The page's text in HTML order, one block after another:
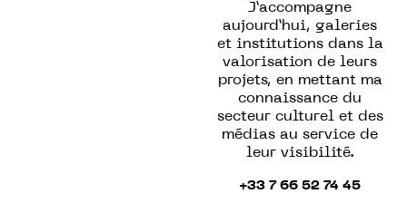
J’accompagne
aujourd’hui, galeries
et institutions dans la
valorisation de leurs
projets, en mettant ma
connaissance du
secteur culturel et des
médias au service de
leur visibilité.
+33 7 66 52 74 45